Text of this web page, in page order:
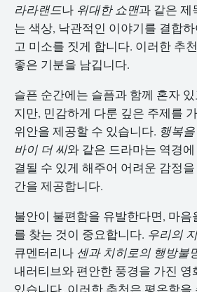
라라랜드나 위대한 쇼맨과 같은 제
는 색상, 낙관적인 이야기를 결합
고 미소를 짓게 합니다. 이러한 추
좋은 기분을 남깁니다.
슬픈 순간에는 슬픔과 함께 혼자
지만, 민감하게 다룬 깊은 주제를
위안을 제공할 수 있습니다. 행복
바이 더 씨와 같은 드라마는 역경
결될 수 있게 해주어 어려운 감정
간을 제공합니다.
불안이 불편함을 유발한다면, 마
를 찾는 것이 중요합니다. 우리의
큐멘터리나 센과 치히로의 행방불
내러티브와 편안한 풍경을 가진 영
있습니다. 이러한 추천은 평온함을